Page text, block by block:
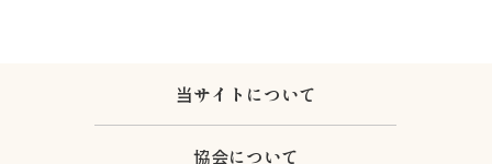
当サイトについて
協会について